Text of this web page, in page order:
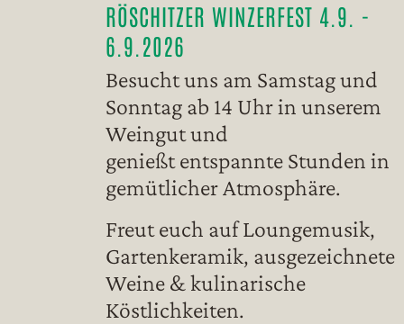
RÖSCHITZER WINZERFEST 4.9. -
6.9.2026
Besucht uns am Samstag und
Sonntag ab 14 Uhr in unserem
Weingut und
genießt entspannte Stunden in
gemütlicher Atmosphäre.
Freut euch auf Loungemusik,
Gartenkeramik, ausgezeichnete
Weine & kulinarische
Köstlichkeiten.